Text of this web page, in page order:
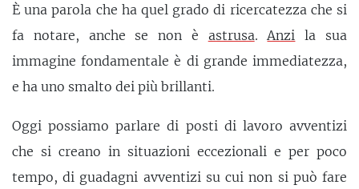
È una parola che ha quel grado di ricercatezza che si
fa notare, anche se non è astrusa. Anzi la sua
immagine fondamentale è di grande immediatezza,
e ha uno smalto dei più brillanti.
Oggi possiamo parlare di posti di lavoro avventizi
che si creano in situazioni eccezionali e per poco
tempo, di guadagni avventizi su cui non si può fare